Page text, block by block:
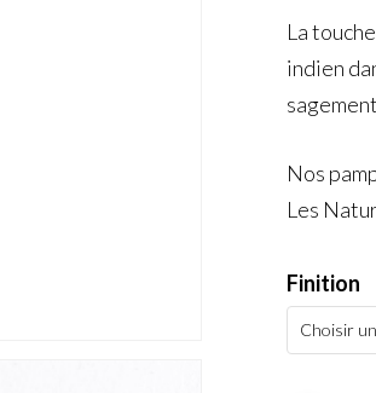
La
indien
Nos
Les
Finition
Choisir